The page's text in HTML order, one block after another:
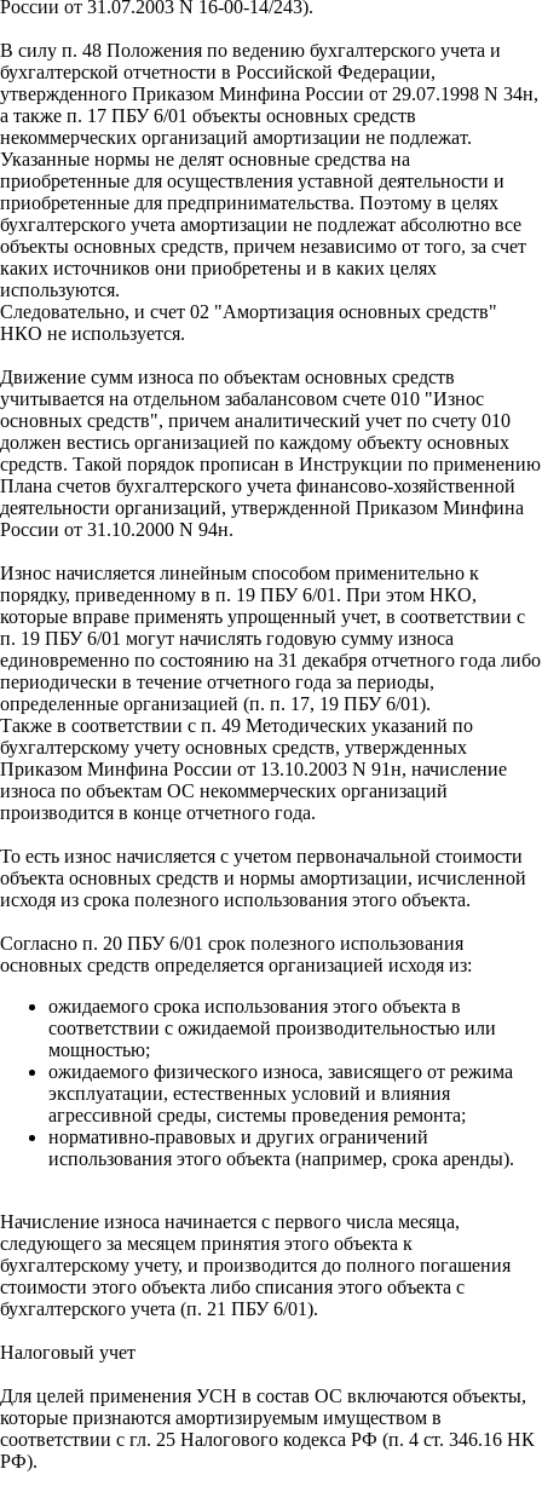
России от 31.07.2003 N 16-00-14/243).
В силу п. 48 Положения по ведению бухгалтерского учета и
бухгалтерской отчетности в Российской Федерации,
утвержденного Приказом Минфина России от 29.07.1998 N 34н,
а также п. 17 ПБУ 6/01 объекты основных средств
некоммерческих организаций амортизации не подлежат.
Указанные нормы не делят основные средства на
приобретенные для осуществления уставной деятельности и
приобретенные для предпринимательства. Поэтому в целях
бухгалтерского учета амортизации не подлежат абсолютно все
объекты основных средств, причем независимо от того, за счет
каких источников они приобретены и в каких целях
используются.
Следовательно, и счет 02 "Амортизация основных средств"
НКО не используется.
Движение сумм износа по объектам основных средств
учитывается на отдельном забалансовом счете 010 "Износ
основных средств", причем аналитический учет по счету 010
должен вестись организацией по каждому объекту основных
средств. Такой порядок прописан в Инструкции по применению
Плана счетов бухгалтерского учета финансово-хозяйственной
деятельности организаций, утвержденной Приказом Минфина
России от 31.10.2000 N 94н.
Износ начисляется линейным способом применительно к
порядку, приведенному в п. 19 ПБУ 6/01. При этом НКО,
которые вправе применять упрощенный учет, в соответствии с
п. 19 ПБУ 6/01 могут начислять годовую сумму износа
единовременно по состоянию на 31 декабря отчетного года либо
периодически в течение отчетного года за периоды,
определенные организацией (п. п. 17, 19 ПБУ 6/01).
Также в соответствии с п. 49 Методических указаний по
бухгалтерскому учету основных средств, утвержденных
Приказом Минфина России от 13.10.2003 N 91н, начисление
износа по объектам ОС некоммерческих организаций
производится в конце отчетного года.
То есть износ начисляется с учетом первоначальной стоимости
объекта основных средств и нормы амортизации, исчисленной
исходя из срока полезного использования этого объекта.
Согласно п. 20 ПБУ 6/01 срок полезного использования
основных средств определяется организацией исходя из:
ожидаемого срока использования этого объекта в
соответствии с ожидаемой производительностью или
мощностью;
ожидаемого физического износа, зависящего от режима
эксплуатации, естественных условий и влияния
агрессивной среды, системы проведения ремонта;
нормативно-правовых и других ограничений
использования этого объекта (например, срока аренды).
Начисление износа начинается с первого числа месяца,
следующего за месяцем принятия этого объекта к
бухгалтерскому учету, и производится до полного погашения
стоимости этого объекта либо списания этого объекта с
бухгалтерского учета (п. 21 ПБУ 6/01).
Налоговый учет
Для целей применения УСН в состав ОС включаются объекты,
которые признаются амортизируемым имуществом в
соответствии с гл. 25 Налогового кодекса РФ (п. 4 ст. 346.16 НК
РФ).